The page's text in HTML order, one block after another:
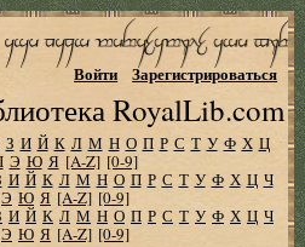
RoyalLib.com
Войти Зарегистрироваться
З И Й К Л М Н О П Р С Т У Ф Х Ц
Э Ю Я [A-Z] [0-9]
И Й К Л М Н О П Р С Т У Ф Х Ц Ч
Э Ю Я [A-Z] [0-9]
И Й К Л М Н О П Р С Т У Ф Х Ц Ч
Э Ю Я [A-Z] [0-9]